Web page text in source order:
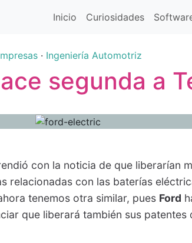
Inicio Curiosidades
· Ingeniería Automotriz
segunda a
con la noticia de que liberarían
relacionadas con las baterías
tenemos otra similar, pues Ford
que liberará también sus patentes